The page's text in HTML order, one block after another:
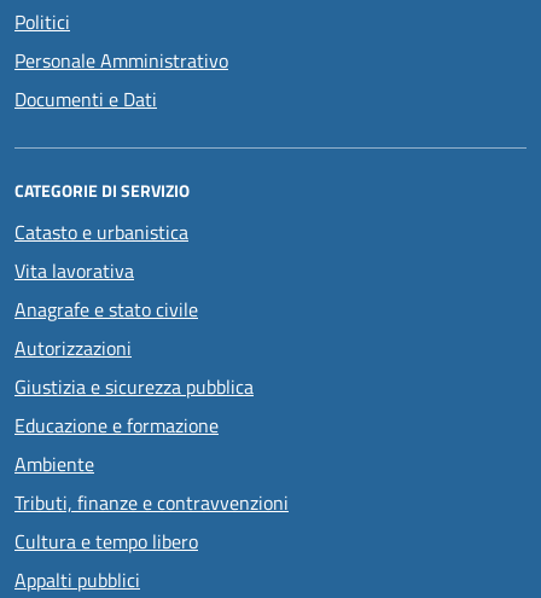
Politici
Personale Amministrativo
Documenti e Dati
CATEGORIE DI SERVIZIO
Catasto e urbanistica
Vita lavorativa
Anagrafe e stato civile
Autorizzazioni
Giustizia e sicurezza pubblica
Educazione e formazione
Ambiente
Tributi, finanze e contravvenzioni
Cultura e tempo libero
Appalti pubblici